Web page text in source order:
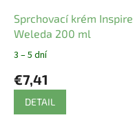
Sprchovací krém Inspire
Weleda 200 ml
3 – 5 dní
€7,41
DETAIL